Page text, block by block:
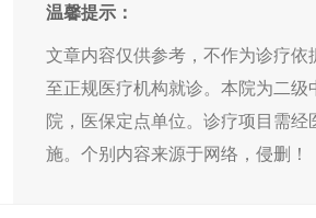
温馨提示：
文章内容仅供参考，不作为诊疗依
至正规医疗机构就诊。本院为二级
院，医保定点单位。诊疗项目需经
施。个别内容来源于网络，侵删！